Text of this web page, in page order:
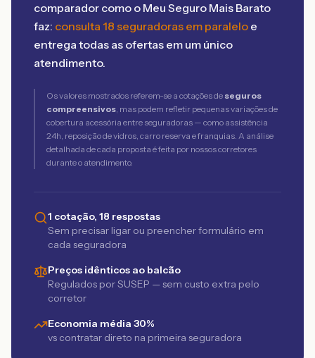
comparador como o Meu Seguro Mais Barato
faz: consulta 18 seguradoras em paralelo e
entrega todas as ofertas em um único
atendimento.
Os valores mostrados referem-se a cotações de seguros
compreensivos, mas podem refletir pequenas variações de
cobertura acessória entre seguradoras — como assistência
24h, reposição de vidros, carro reserva e franquias. A análise
detalhada de cada proposta é feita por nossos corretores
durante o atendimento.
1 cotação, 18 respostas
Sem precisar ligar ou preencher formulário em
cada seguradora
Preços idênticos ao balcão
Regulados por SUSEP — sem custo extra pelo
corretor
Economia média 30%
vs contratar direto na primeira seguradora